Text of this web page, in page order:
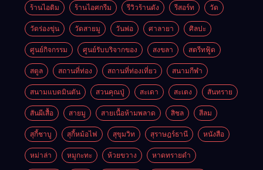
ร้านไอติม ร้านไอศกรีม รีวิวร้านดัง รีสอร์ท วัด
วัดร่องขุ่น วัดสายมู วันพ่อ ศาลายา ศิลปะ
ศูนย์กิจกรรม ศูนย์รับบริจากของ สงขลา สตรีทฟู้ด
สตูล สถานที่ท่อง สถานที่ท่องเที่ยว สนามกีฬา
สนามแบดมินตัน สวนคุณปู่ สะเดา สะเตง สันทราย
สันผีเสื้อ สายมู สายเนื้อห้ามพลาด สิชล สีลม
สุกี้ชาบู สุกี้หม้อไฟ สุขุมวิท สุราษฎร์ธานี หนังสือ
หม่าล่า หมูกะทะ ห้วยขวาง หาดทรายดำ